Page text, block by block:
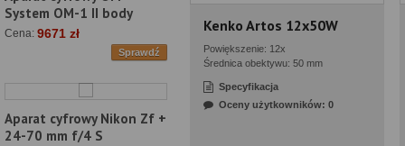
System OM-1 II body
Cena: 9671 zł
Sprawdź
Aparat cyfrowy Nikon Zf +
24-70 mm f/4 S
Kenko Artos 12x50W
Powiększenie: 12x
Średnica obektywu: 50 mm
Specyfikacja
Oceny użytkowników: 0